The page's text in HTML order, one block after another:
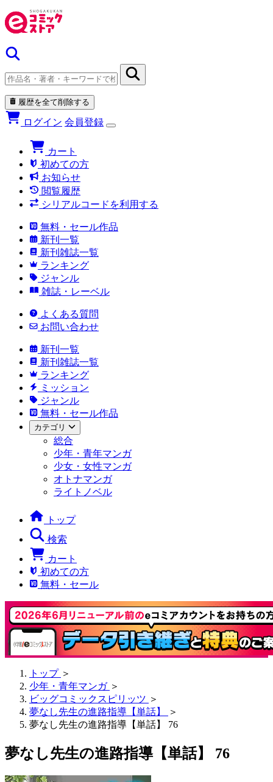
履歴を全て削除する
ログイン 会員登録
カート
初めての方
お知らせ
閲覧履歴
シリアルコードを利用する
無料・セール作品
新刊一覧
新刊雑誌一覧
ランキング
ジャンル
雑誌・レーベル
よくある質問
お問い合わせ
新刊一覧
新刊雑誌一覧
ランキング
ミッション
ジャンル
無料・セール作品
カテゴリ
総合
少年・青年マンガ
少女・女性マンガ
オトナマンガ
ライトノベル
トップ
検索
カート
初めての方
無料・セール
トップ ＞
少年・青年マンガ ＞
ビッグコミックスピリッツ ＞
夢なし先生の進路指導【単話】
＞
夢なし先生の進路指導【単話】 76
夢なし先生の進路指導【単話】 76